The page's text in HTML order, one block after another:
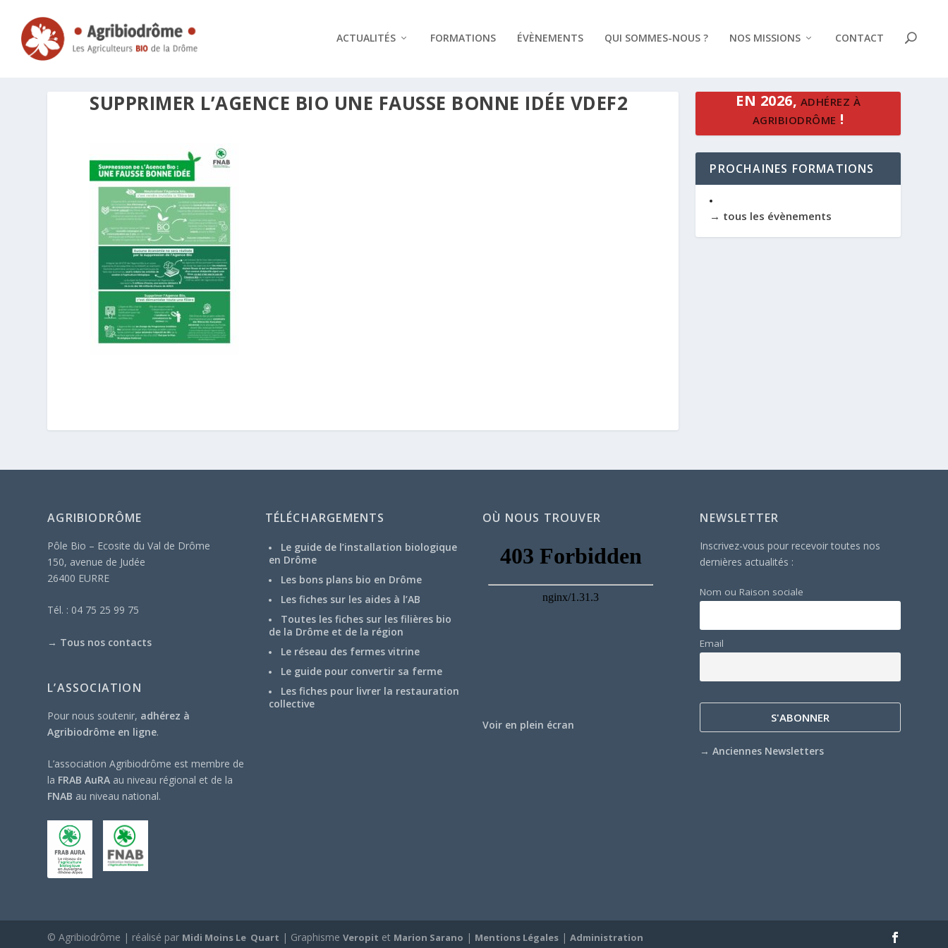
ACTUALITÉS FORMATIONS ÉVÈNEMENTS QUI SOMMES-NOUS ? NOS MISSIONS CONTACT
SUPPRIMER L’AGENCE BIO UNE FAUSSE BONNE IDÉE VDEF2 EN 2026, ADHÉREZ À
AGRIBIODRÔME !
PROCHAINES FORMATIONS
→ tous les évènements
AGRIBIODRÔME
Pôle Bio – Ecosite du Val de Drôme
150, avenue de Judée
26400 EURRE
Tél. : 04 75 25 99 75
→ Tous nos contacts
L’ASSOCIATION
Pour nous soutenir, adhérez à
Agribiodrôme en ligne.
L’association Agribiodrôme est membre de
la FRAB AuRA au niveau régional et de la
FNAB au niveau national.
TÉLÉCHARGEMENTS
Le guide de l’installation biologique
en Drôme
Les bons plans bio en Drôme
Les fiches sur les aides à l’AB
Toutes les fiches sur les filières bio
de la Drôme et de la région
Le réseau des fermes vitrine
Le guide pour convertir sa ferme
Les fiches pour livrer la restauration
collective
OÙ NOUS TROUVER
Voir en plein écran
NEWSLETTER
Inscrivez-vous pour recevoir toutes nos
dernières actualités :
Nom ou Raison sociale
Email
→Anciennes Newsletters
© Agribiodrôme | réalisé par Midi Moins Le Quart | GraphismeVeropit et Marion Sarano | Mentions Légales |Administration